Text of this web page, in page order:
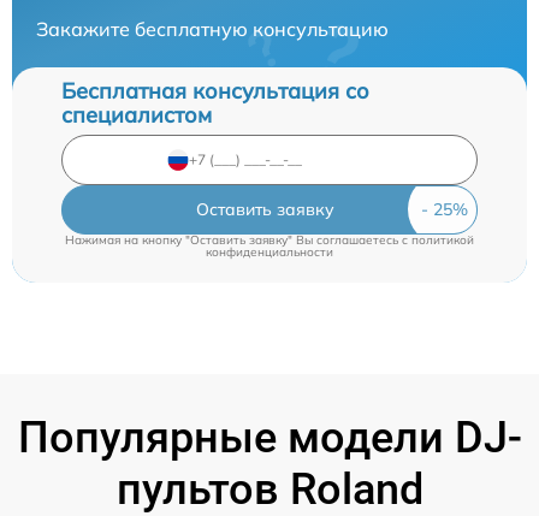
Закажите бесплатную консультацию
Бесплатная консультация со
специалистом
Оставить заявку
Нажимая на кнопку "Оставить заявку" Вы соглашаетесь cполитикой
конфиденциальности
Популярные модели DJ-
пультов Roland